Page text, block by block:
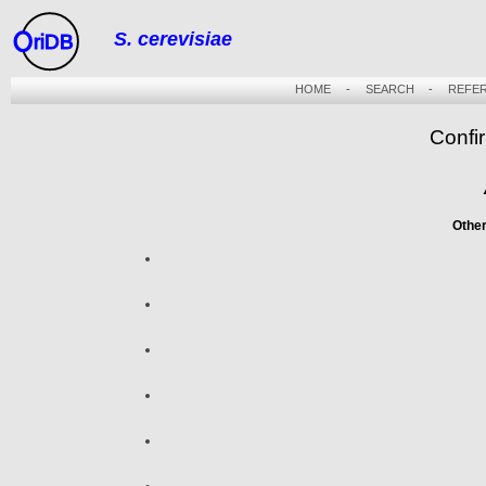
riDB S. cerevisiae
HOME- SEARCH -